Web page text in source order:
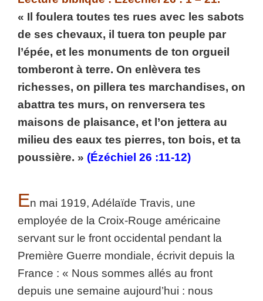
« Il foulera toutes tes rues avec les sabots
de ses chevaux, il tuera ton peuple par
l’épée, et les monuments de ton orgueil
tomberont à terre. On enlèvera tes
richesses, on pillera tes marchandises, on
abattra tes murs, on renversera tes
maisons de plaisance, et l’on jettera au
milieu des eaux tes pierres, ton bois, et ta
poussière. » (Ézéchiel 26 :11-‬12)‬‬‬
En mai 1919, Adélaïde Travis, une
employée de la Croix-Rouge américaine
servant sur le front occidental pendant la
Première Guerre mondiale, écrivit depuis la
France : « Nous sommes allés au front
depuis une semaine aujourd’hui : nous